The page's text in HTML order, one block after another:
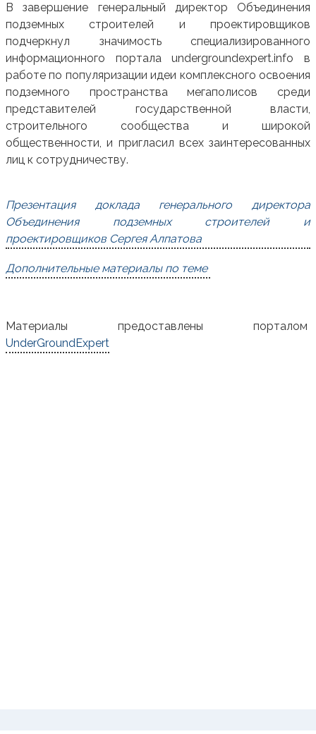
В завершение генеральный директор Объединения
подземных строителей и проектировщиков
подчеркнул значимость специализированного
информационного портала undergroundexpert.info в
работе по популяризации идеи комплексного освоения
подземного пространства мегаполисов среди
представителей государственной власти,
строительного сообщества и широкой
общественности, и пригласил всех заинтересованных
лиц к сотрудничеству.
Презентация доклада генерального директора
Объединения подземных строителей и
проектировщиков Сергея Алпатова
Дополнительные материалы по теме
Материалы предоставлены порталом
UnderGroundExpert